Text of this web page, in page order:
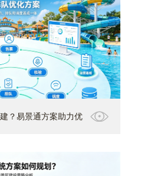
？易景通方案助力优